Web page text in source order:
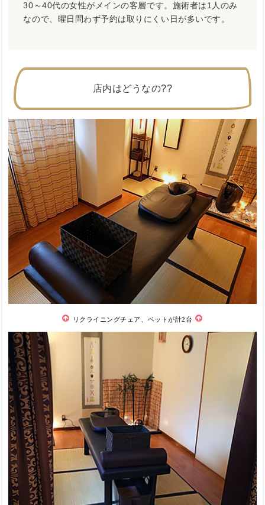
30～40代の女性がメインの客層です。施術者は1人のみ
なので、曜日問わず予約は取りにくい日が多いです。
店内はどうなの??
リクライニングチェア、ベットが計2台